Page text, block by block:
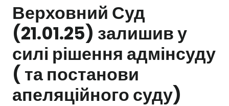
Про мобілізацію
Новини
Залишити заявку
Верховний Суд
(21.01.25) залишив у
силі рішення адмінсуду
( та постанови
апеляційного суду)